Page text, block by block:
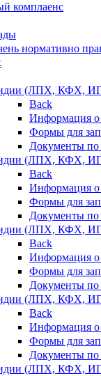
комплаенс
нормативно
(ЛПХ, КФХ,
Back
Информация о
Формы для
Документы
(ЛПХ, КФХ,
Back
Информация о
Формы для
Документы
(ЛПХ, КФХ,
Back
Информация о
Формы для
Документы
(ЛПХ, КФХ,
Back
Информация о
Формы для
Документы
(ЛПХ, КФХ,